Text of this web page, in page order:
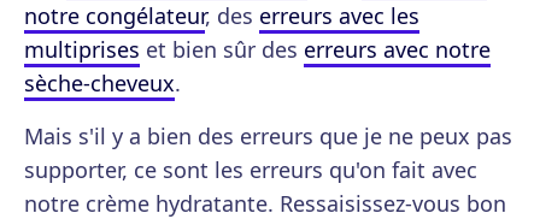
notre congélateur, des erreurs avec les
multiprises et bien sûr des erreurs avec notre
sèche-cheveux.
Mais s'il y a bien des erreurs que je ne peux pas
supporter, ce sont les erreurs qu'on fait avec
notre crème hydratante. Ressaisissez-vous bon